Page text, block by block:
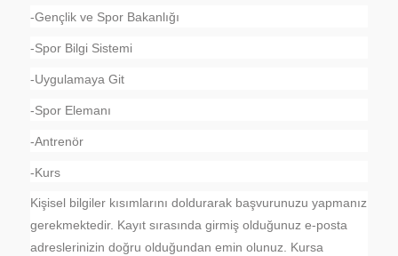
-Gençlik ve Spor Bakanlığı
-Spor Bilgi Sistemi
-Uygulamaya Git
-Spor Elemanı
-Antrenör
-Kurs
Kişisel bilgiler kısımlarını doldurarak başvurunuzu yapmanız
gerekmektedir. Kayıt sırasında girmiş olduğunuz e-posta
adreslerinizin doğru olduğundan emin olunuz. Kursa